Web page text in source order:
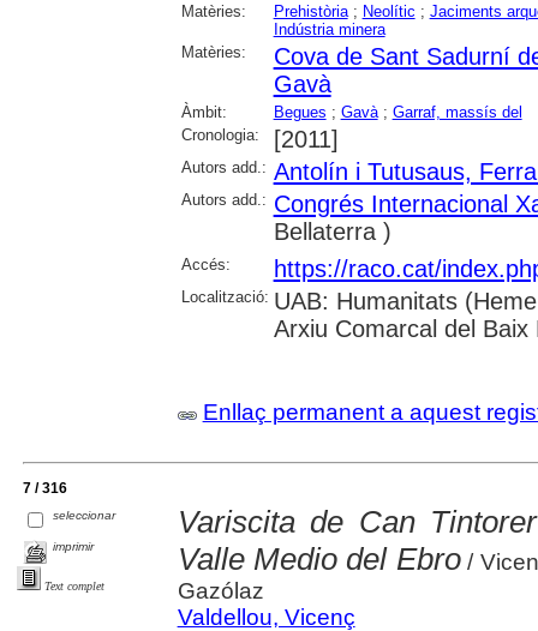
Matèries: Prehistòria; Neolític ; Jaciments
Indústria minera
Matèries:
Cova de Sant Sadurní
Gavà
Àmbit: Begues ; Gavà; Garraf, massís del
Cronologia:
[2011]
Autors add.: Antolín i Tutusaus,
Autors add.: Congrés Internacional
Bellaterra )
Accés: https://raco.cat/
Localització: UAB: Humanitats
Arxiu Comarcal del
Enllaç permanent a aquest
7 / 316
seleccionar
imprimir
Text complet
Variscita de Can
Valle Medio del Ebro/
Gazólaz
Valdellou, Vicenç